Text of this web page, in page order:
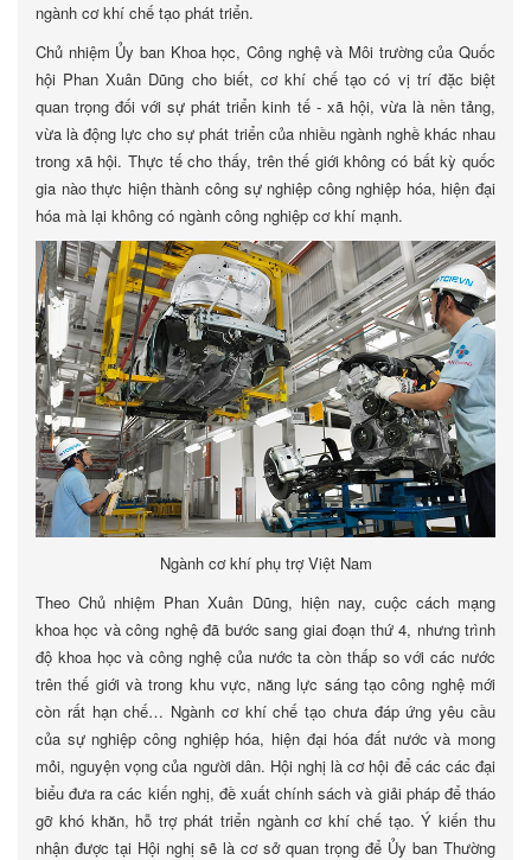
ngành cơ khí chế tạo phát triển.
Chủ nhiệm Ủy ban Khoa học, Công nghệ và Môi trường của Quốc
hội Phan Xuân Dũng cho biết, cơ khí chế tạo có vị trí đặc biệt
quan trọng đối với sự phát triển kinh tế - xã hội, vừa là nền tảng,
vừa là động lực cho sự phát triển của nhiều ngành nghề khác nhau
trong xã hội. Thực tế cho thấy, trên thế giới không có bất kỳ quốc
gia nào thực hiện thành công sự nghiệp công nghiệp hóa, hiện đại
hóa mà lại không có ngành công nghiệp cơ khí mạnh.
Ngành cơ khí phụ trợ Việt Nam
Theo Chủ nhiệm Phan Xuân Dũng, hiện nay, cuộc cách mạng
khoa học và công nghệ đã bước sang giai đoạn thứ 4, nhưng trình
độ khoa học và công nghệ của nước ta còn thấp so với các nước
trên thế giới và trong khu vực, năng lực sáng tạo công nghệ mới
còn rất hạn chế… Ngành cơ khí chế tạo chưa đáp ứng yêu cầu
của sự nghiệp công nghiệp hóa, hiện đại hóa đất nước và mong
mỏi, nguyện vọng của người dân. Hội nghị là cơ hội để các các đại
biểu đưa ra các kiến nghị, đề xuất chính sách và giải pháp để tháo
gỡ khó khăn, hỗ trợ phát triển ngành cơ khí chế tạo. Ý kiến thu
nhận được tại Hội nghị sẽ là cơ sở quan trọng để Ủy ban Thường